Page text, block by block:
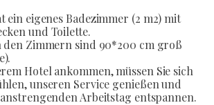
ein eigenes Badezimmer (2 m2) mit
und Toilette.
den Zimmern sind 90*200 cm groß
Hotel ankommen, müssen Sie sich
unseren Service genießen und
Arbeitstag entspannen.